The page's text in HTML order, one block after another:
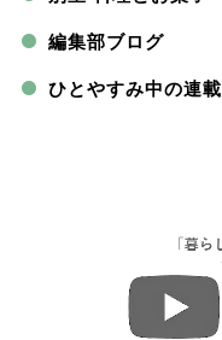
編集部ブログ
ひとやすみ中の連載